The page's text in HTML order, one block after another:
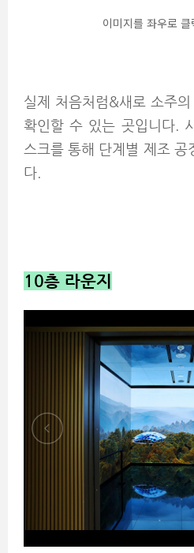
이미지를 좌우로
실제 처음처럼&새로 소주
확인할 수 있는 곳입니다.
스크를 통해 단계별 제조 공
다.
10층 라운지